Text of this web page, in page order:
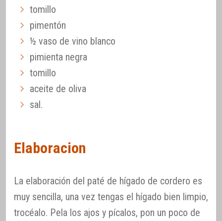
tomillo
pimentón
½ vaso de vino blanco
pimienta negra
tomillo
aceite de oliva
sal.
Elaboracion
La elaboración del paté de hígado de cordero es
muy sencilla, una vez tengas el hígado bien limpio,
trocéalo. Pela los ajos y pícalos, pon un poco de